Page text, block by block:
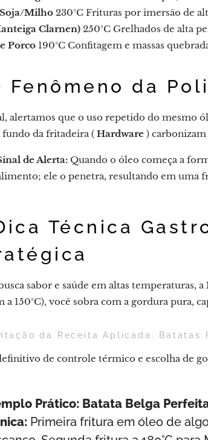
Milho 230°C Frituras por imersão de
Clarnen) 250°C Grelhados de alta
Porco 190°C Confitagem e massas
Fenômeno da
alertamos que o uso repetido do mesmo
fundo da fritadeira ( Hardware ) carbonizam
de Alerta: Quando o óleo começa a
ele o penetra, resultando em uma
Técnica
sabor e saúde em altas temperaturas, a
a 150°C), você sobra com a gordura pura,
da Receita Aplicada: Batatas
de controle térmico e escolha de
Prático: Batata Belga
Primeira fritura em óleo de